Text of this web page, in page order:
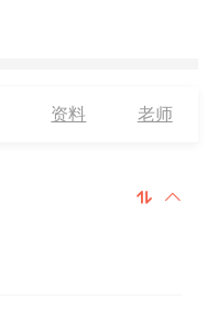
资料 老师
 